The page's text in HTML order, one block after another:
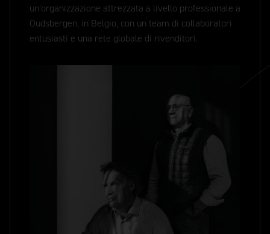
un’organizzazione attrezzata a livello professionale a
Oudsbergen, in Belgio, con un team di collaboratori
entusiasti e una rete globale di rivenditori.